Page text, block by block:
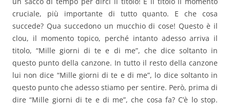
cruciale, più importante di tutto quanto. E che cosa
succede? Qua succedono un mucchio di cose! Questo è il
clou, il momento topico, perché intanto adesso arriva il
titolo, “Mille giorni di te e di me”, che dice soltanto in
questo punto della canzone. In tutto il resto della canzone
lui non dice “Mille giorni di te e di me”, lo dice soltanto in
questo punto che adesso stiamo per sentire. Però, prima di
dire “Mille giorni di te e di me”, che cosa fa? C’è lo stop.